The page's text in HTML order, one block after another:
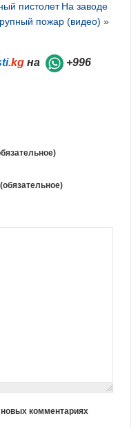
пистолет На заводе
пожар (видео) »
.kg на
+996
комментариях